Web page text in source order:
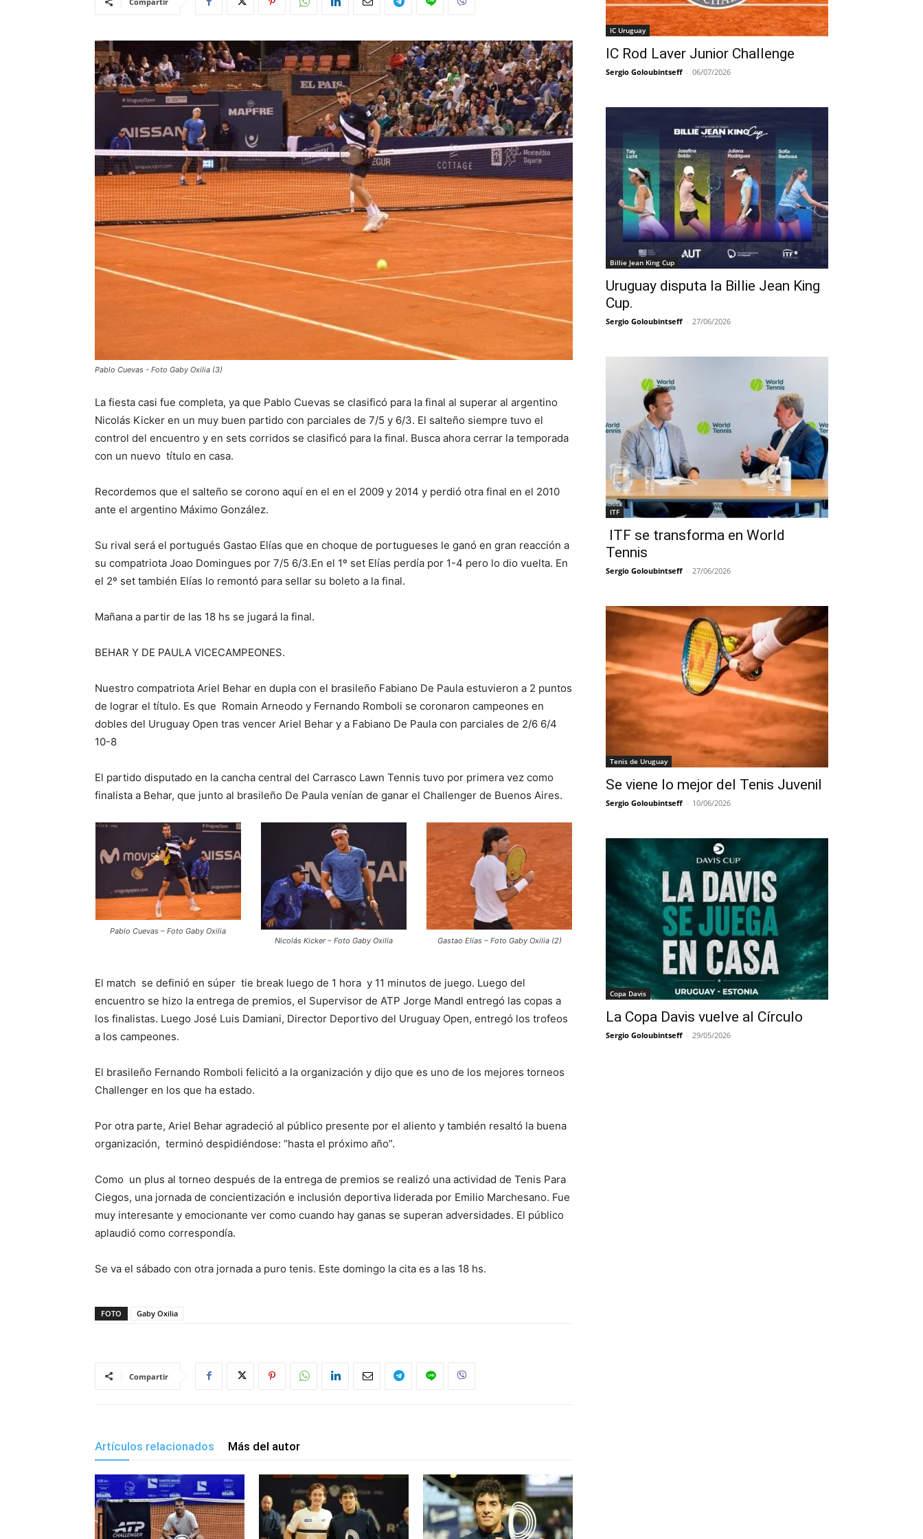
Pablo Cuevas - Foto Gaby Oxilia (3)
La fiesta casi fue completa, ya que Pablo Cuevas se clasificó para la final al superar al argentino
Nicolás Kicker en un muy buen partido con parciales de 7/5 y 6/3. El salteño siempre tuvo el
control del encuentro y en sets corridos se clasificó para la final. Busca ahora cerrar la temporada
con un nuevo título en casa.
Recordemos que el salteño se corono aquí en el en el 2009 y 2014 y perdió otra final en el 2010
ante el argentino Máximo González.
Su rival será el portugués Gastao Elías que en choque de portugueses le ganó en gran reacción a
su compatriota Joao Domingues por 7/5 6/3.En el 1º set Elías perdía por 1-4 pero lo dio vuelta. En
el 2º set también Elías lo remontó para sellar su boleto a la final.
Mañana a partir de las 18 hs se jugará la final.
BEHAR Y DE PAULA VICECAMPEONES.
Nuestro compatriota Ariel Behar en dupla con el brasileño Fabiano De Paula estuvieron a 2 puntos
de lograr el título. Es que Romain Arneodo y Fernando Romboli se coronaron campeones en
dobles del Uruguay Open tras vencer Ariel Behar y a Fabiano De Paula con parciales de 2/6 6/4
10-8
El partido disputado en la cancha central del Carrasco Lawn Tennis tuvo por primera vez como
finalista a Behar, que junto al brasileño De Paula venían de ganar el Challenger de Buenos Aires.
Pablo Cuevas – Foto Gaby Oxilia
Nicolás Kicker – Foto Gaby Oxilia
Gastao Elías – Foto Gaby Oxilia (2)
El match se definió en súper tie break luego de 1 hora y 11 minutos de juego. Luego del
encuentro se hizo la entrega de premios, el Supervisor de ATP Jorge Mandl entregó las copas a
los finalistas. Luego José Luis Damiani, Director Deportivo del Uruguay Open, entregó los trofeos
a los campeones.
El brasileño Fernando Romboli felicitó a la organización y dijo que es uno de los mejores torneos
Challenger en los que ha estado.
Por otra parte, Ariel Behar agradeció al público presente por el aliento y también resaltó la buena
organización, terminó despidiéndose: “hasta el próximo año”.
Como un plus al torneo después de la entrega de premios se realizó una actividad de Tenis Para
Ciegos, una jornada de concientización e inclusión deportiva liderada por Emilio Marchesano. Fue
muy interesante y emocionante ver como cuando hay ganas se superan adversidades. El público
aplaudió como correspondía.
Se va el sábado con otra jornada a puro tenis. Este domingo la cita es a las 18 hs.
FOTO Gaby Oxilia
Compartir
Artículos relacionados Más del autor
IC Uruguay
IC Rod Laver Junior Challenge
Sergio Goloubintseff - 06/07/2026
Billie Jean King Cup
Uruguay disputa la Billie Jean King
Cup.
Sergio Goloubintseff - 27/06/2026
ITF
ITF se transforma en World
Tennis
Sergio Goloubintseff - 27/06/2026
Tenis de Uruguay
Se viene lo mejor del Tenis Juvenil
Sergio Goloubintseff - 10/06/2026
Copa Davis
La Copa Davis vuelve al Círculo
Sergio Goloubintseff - 29/05/2026